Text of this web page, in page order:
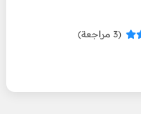
(3 مراجعة)